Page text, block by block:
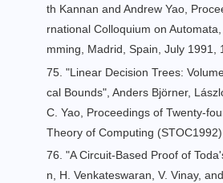
th Kannan and Andrew Yao,
rnational Colloquium on
mming, Madrid, Spain, July 1991,
75. "Linear Decision Trees:
cal Bounds", Anders Björner,
C. Yao, Proceedings of Twenty-
Theory of Computing
76. "A Circuit-Based Proof of
n, H. Venkateswaran, V. Vinay,